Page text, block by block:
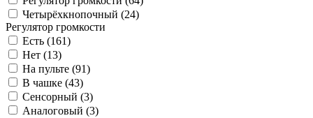
Четырёхкнопочный (24)
Регулятор громкости
Есть (161)
Нет (13)
На пульте (91)
В чашке (43)
Сенсорный (3)
Аналоговый (3)